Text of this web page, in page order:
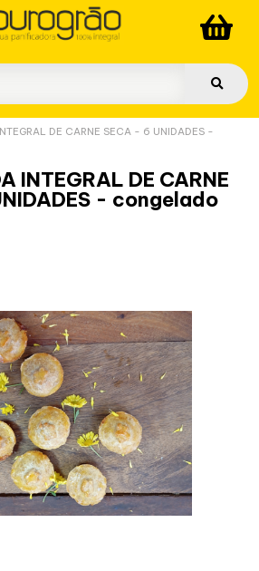
DE CARNE SECA - 6 UNIDADES -
INTEGRAL DE CARNE
- congelado